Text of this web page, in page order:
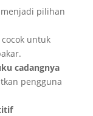
menjadi pilihan
cocok untuk
cadangnya
pengguna